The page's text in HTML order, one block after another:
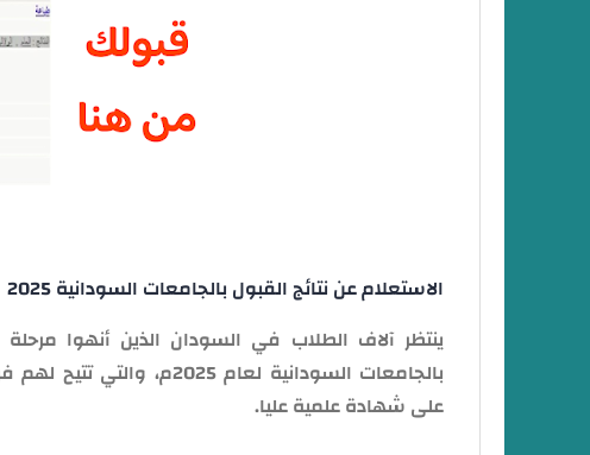
الاستعلام عن نتائج القبول بالجامعات السودانية 2025
بالجامعات السودانية لعام
على شهادة علمية عليا.